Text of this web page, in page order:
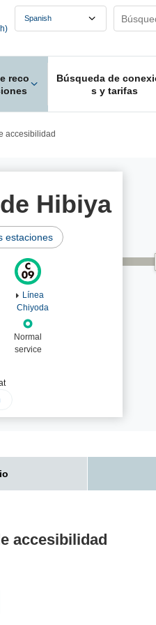
reco
Búsqueda de
s y tarifas
accesibilidad
Hibiya
estaciones
Línea
Chiyoda
Normal
service
accesibilidad